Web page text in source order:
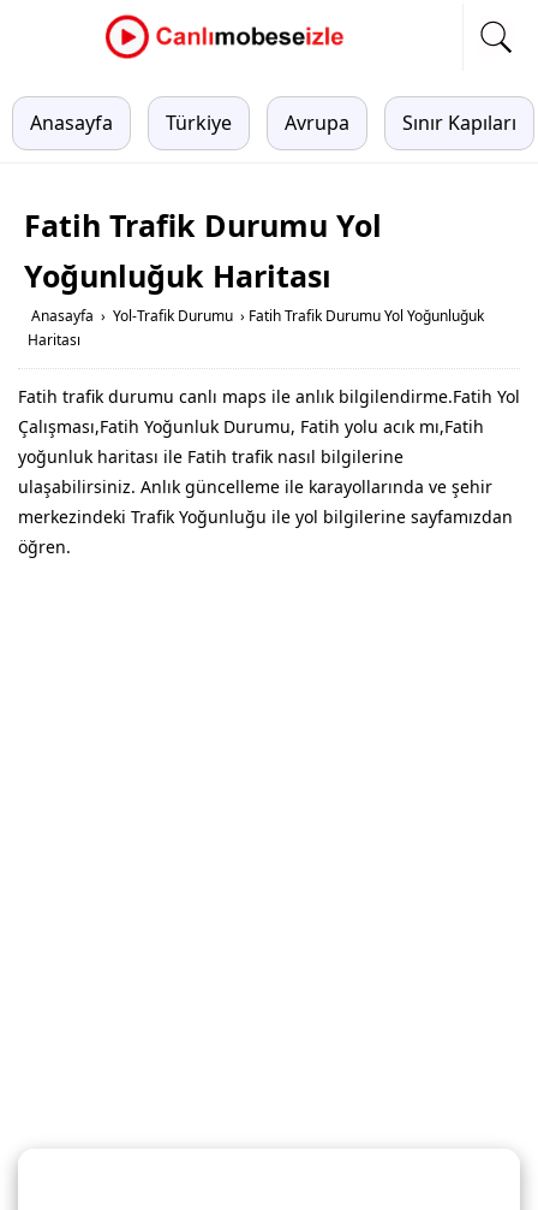
Anasayfa Türkiye Avrupa Sınır Kapıları
Fatih Trafik Durumu Yol
Yoğunluğuk Haritası
Anasayfa › Yol-Trafik Durumu › Fatih Trafik Durumu Yol Yoğunluğuk
Haritası
Fatih trafik durumu canlı maps ile anlık bilgilendirme.Fatih Yol
Çalışması,Fatih Yoğunluk Durumu, Fatih yolu acık mı,Fatih
yoğunluk haritası ile Fatih trafik nasıl bilgilerine
ulaşabilirsiniz. Anlık güncelleme ile karayollarında ve şehir
merkezindeki Trafik Yoğunluğu ile yol bilgilerine sayfamızdan
öğren.